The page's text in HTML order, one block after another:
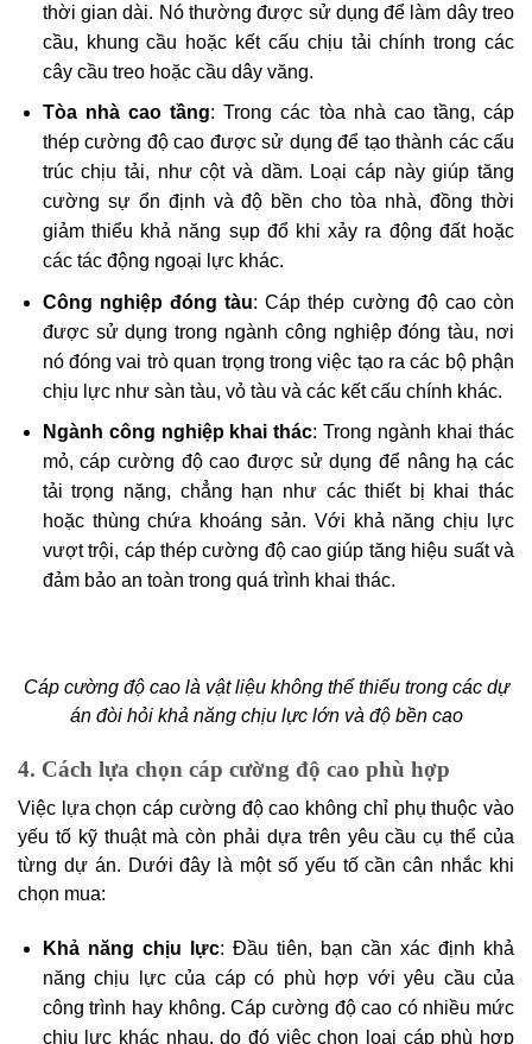
thời gian dài. Nó thường được sử dụng để làm dây treo
cầu, khung cầu hoặc kết cấu chịu tải chính trong các
cây cầu treo hoặc cầu dây văng.
Tòa nhà cao tầng: Trong các tòa nhà cao tầng, cáp
thép cường độ cao được sử dụng để tạo thành các cấu
trúc chịu tải, như cột và dầm. Loại cáp này giúp tăng
cường sự ổn định và độ bền cho tòa nhà, đồng thời
giảm thiểu khả năng sụp đổ khi xảy ra động đất hoặc
các tác động ngoại lực khác.
Công nghiệp đóng tàu: Cáp thép cường độ cao còn
được sử dụng trong ngành công nghiệp đóng tàu, nơi
nó đóng vai trò quan trọng trong việc tạo ra các bộ phận
chịu lực như sàn tàu, vỏ tàu và các kết cấu chính khác.
Ngành công nghiệp khai thác: Trong ngành khai thác
mỏ, cáp cường độ cao được sử dụng để nâng hạ các
tải trọng nặng, chẳng hạn như các thiết bị khai thác
hoặc thùng chứa khoáng sản. Với khả năng chịu lực
vượt trội, cáp thép cường độ cao giúp tăng hiệu suất và
đảm bảo an toàn trong quá trình khai thác.
Cáp cường độ cao là vật liệu không thể thiếu trong các dự
án đòi hỏi khả năng chịu lực lớn và độ bền cao
4. Cách lựa chọn cáp cường độ cao phù hợp
Việc lựa chọn cáp cường độ cao không chỉ phụ thuộc vào
yếu tố kỹ thuật mà còn phải dựa trên yêu cầu cụ thể của
từng dự án. Dưới đây là một số yếu tố cần cân nhắc khi
chọn mua:
Khả năng chịu lực: Đầu tiên, bạn cần xác định khả
năng chịu lực của cáp có phù hợp với yêu cầu của
công trình hay không. Cáp cường độ cao có nhiều mức
chịu lực khác nhau, do đó việc chọn loại cáp phù hợp